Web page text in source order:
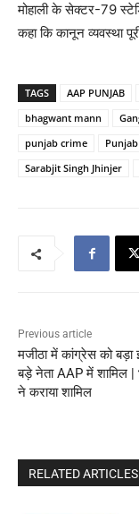
मोहाली के सेक्टर-79
कहा कि कानून व्यवस्था
TAGS AAP PUNJAB
bhagwant mann
punjab crime
Sarabjit Singh Jhinjer
Previous article
मजीठा में कांग्रेस को
बड़े नेता AAP में शामिल |
ने कराया शामिल
RELATED ARTICLES